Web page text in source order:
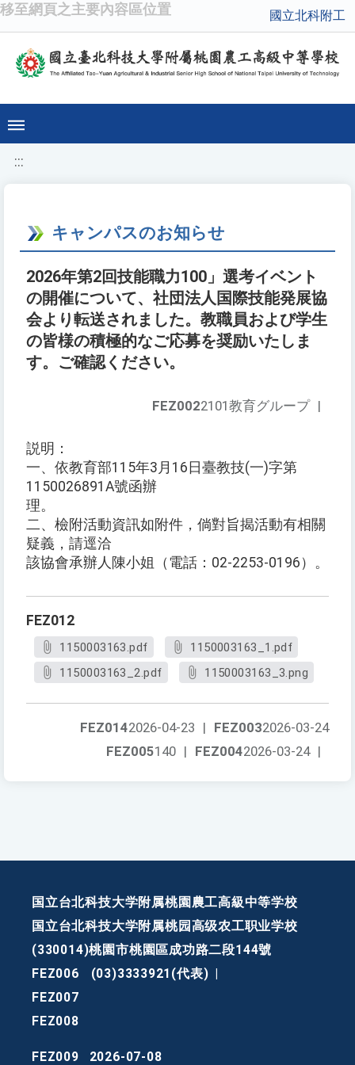
移至網頁之主要內容區位置 國立北科附工
:::
キャンパスのお知らせ
2026年第2回技能職力100」選考イベント
の開催について、社団法人国際技能発展協
会より転送されました。教職員および学生
の皆様の積極的なご応募を奨励いたしま
す。ご確認ください。
FEZ0022101教育グループ |
説明：
一、依教育部115年3月16日臺教技(一)字第
1150026891A號函辦
理。
二、檢附活動資訊如附件，倘對旨揭活動有相關
疑義，請逕洽
該協會承辦人陳小姐（電話：02-2253-0196）。
FEZ012
1150003163.pdf
1150003163_1.pdf
1150003163_2.pdf
1150003163_3.png
FEZ0032026-03-24
FEZ0142026-04-23 |
FEZ0042026-03-24 |
FEZ005140 |
国立台北科技大学附属桃園農工高級中等学校
国立台北科技大学附属桃园高级农工职业学校
(330014)桃園市桃園區成功路二段144號
FEZ006
(03)3333921(代表)
FEZ007
FEZ008
FEZ009 2026-07-08